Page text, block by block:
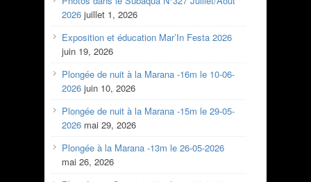
2026 juillet 1, 2026
Exposition et éducation Mar’In Festa 2026
juin 19, 2026
Plongée de nuit à la Marana -16m le 10-06-
2026 juin 10, 2026
Plongée de nuit à la Marana -15m le 29-05-
2026 mai 29, 2026
Plongée à la Marana -13m le 26-05-2026
mai 26, 2026